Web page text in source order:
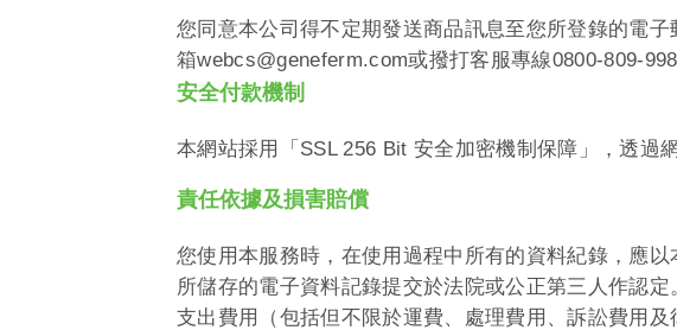
您同意本公司得不定期發送商品訊息至您所登錄的電
箱webcs@geneferm.com或撥打客服專線0800-809-998
安全付款機制
本網站採用「 SSL 256 Bit 安全加密機制保障」，透過
責任依據及損害賠償
您使用本服務時，在使用過程中所有的資料紀錄，應
所儲存的電子資料記錄提交於法院或公正第三人作認
支出費用（包括但不限於運費、處理費用、訴訟費用及